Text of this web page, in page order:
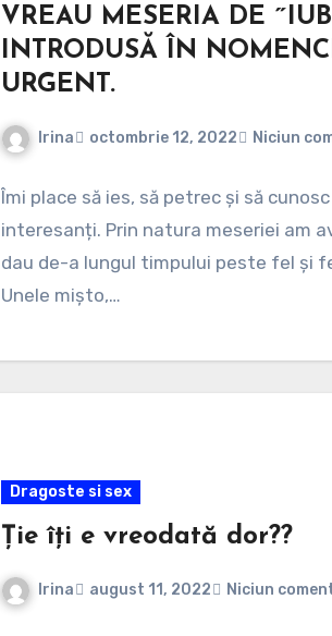
VREAU MESERIA DE
INTRODUSĂ ÎN
URGENT.
Irina octombrie 12, 2022 Niciun
Îmi place să ies, să petrec și să
interesanți. Prin natura meseriei am
dau de-a lungul timpului peste fel și
Unele mișto,…
Dragoste si sex
Ție îți e vreodată dor??
Irina august 11, 2022 Niciun